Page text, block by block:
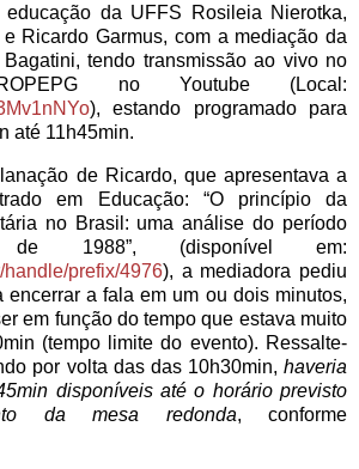
educação da UFFS Rosileia Nierotka,
Ricardo Garmus, com a mediação da
tendo transmissão ao vivo no
no Youtube (Local:
), estando programado para
até 11h45min.
de Ricardo, que apresentava a
em Educação: “O princípio da
no Brasil: uma análise do período
de 1988”, (disponível em:
handle/prefix/4976), a mediadora pediu
encerrar a fala em um ou dois minutos,
em função do tempo que estava muito
(tempo limite do evento). Ressalte-
por volta das das 10h30min, haveria
disponíveis até o horário previsto
da mesa redonda, conforme